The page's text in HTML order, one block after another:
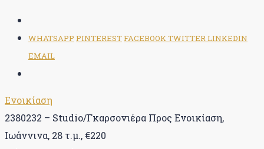
WHATSAPP PINTERESTFACEBOOKTWITTERLINKEDIN
EMAIL
Ενοικίαση
2380232 – Studio/Γκαρσονιέρα Προς Ενοικίαση,
Ιωάννινα, 28 τ.μ., €220